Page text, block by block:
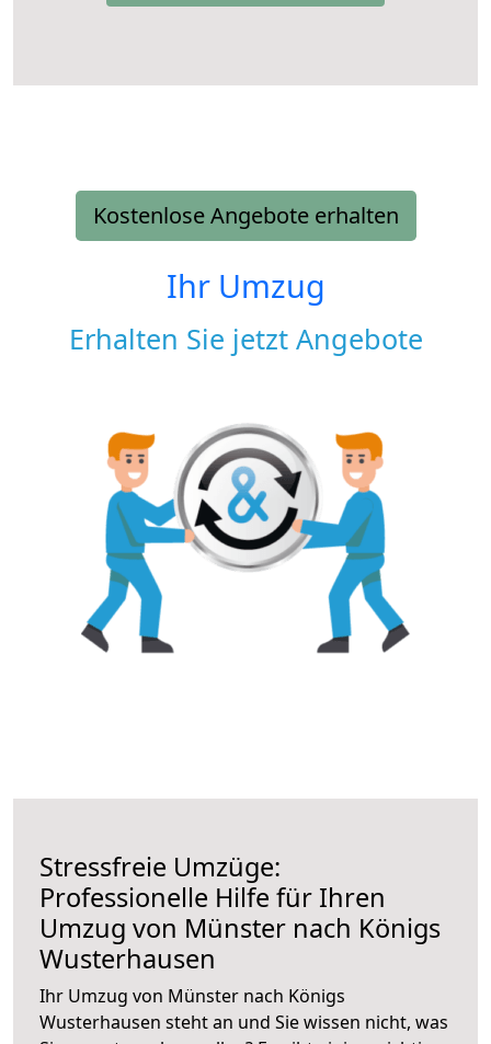
Kostenlose Angebote erhalten
Ihr Umzug
Erhalten Sie jetzt Angebote
Stressfreie Umzüge:
Professionelle Hilfe für Ihren
Umzug von Münster nach Königs
Wusterhausen
Ihr Umzug von Münster nach Königs
Wusterhausen steht an und Sie wissen nicht, was